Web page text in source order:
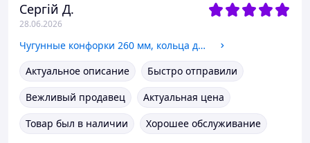
Сергій Д.
28.06.2026
Чугунные конфорки 260 мм, кольца для чугунных плит, буржуек
Актуальное описание
Быстро отправили
Вежливый продавец
Актуальная цена
Товар был в наличии
Хорошее обслуживание